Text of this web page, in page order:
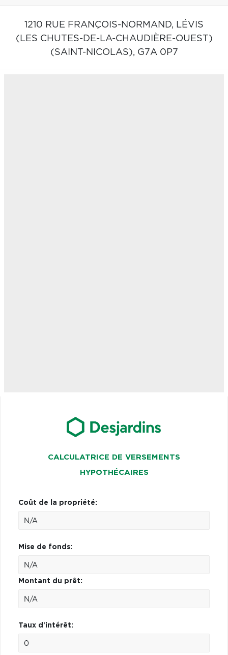
1210 RUE FRANÇOIS-NORMAND, LÉVIS
(LES CHUTES-DE-LA-CHAUDIÈRE-OUEST)
(SAINT-NICOLAS), G7A 0P7
CALCULATRICE DE VERSEMENTS
HYPOTHÉCAIRES
Coût de la propriété:
Mise de fonds:
Montant du prêt:
Taux d'intérêt: